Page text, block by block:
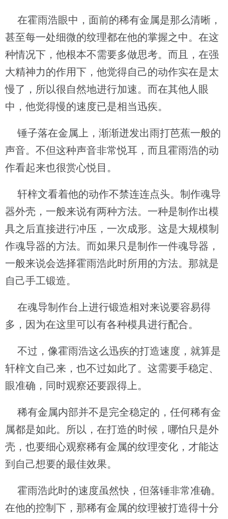
在霍雨浩眼中，面前的稀有金属是那么清晰，
甚至每一处细微的纹理都在他的掌握之中。在这
种情况下，他根本不需要多做思考。而且，在强
大精神力的作用下，他觉得自己的动作实在是太
慢了，所以很自然地进行加速。而在其他人眼
中，他觉得慢的速度已是相当迅疾。
锤子落在金属上，渐渐迸发出雨打芭蕉一般的
声音。不但这种声音非常悦耳，而且霍雨浩的动
作看起来也很赏心悦目。
轩梓文看着他的动作不禁连连点头。制作魂导
器外壳，一般来说有两种方法。一种是制作出模
具之后直接进行冲压，一次成形。这是大规模制
作魂导器的方法。而如果只是制作一件魂导器，
一般来说会选择霍雨浩此时所用的方法。那就是
自己手工锻造。
在魂导制作台上进行锻造相对来说要容易得
多，因为在这里可以有各种模具进行配合。
不过，像霍雨浩这么迅疾的打造速度，就算是
轩梓文自己来，也不过如此了。这需要手稳定、
眼准确，同时观察还要跟得上。
稀有金属内部并不是完全稳定的，任何稀有金
属都是如此。所以，在打造的时候，哪怕只是外
壳，也要细心观察稀有金属的纹理变化，才能达
到自己想要的最佳效果。
霍雨浩此时的速度虽然快，但落锤非常准确。
在他的控制下，那稀有金属的纹理被打造得十分